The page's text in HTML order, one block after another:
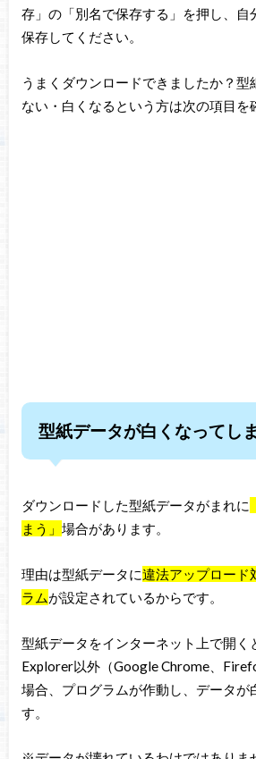
存」の「別名で保存する」を押し、自
保存してください。
うまくダウンロードできましたか？型
ない・白くなるという方は次の項目を
型紙データが白くなってし
ダウンロードした型紙データがまれに
まう」 場合があります。
理由は型紙データに違法アップロード
ラムが設定されているからです。
型紙データをインターネット上で開
Explorer以外（Google Chrome、
場合、プログラムが作動し、データが
す。